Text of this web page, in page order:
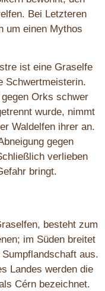
Bei Letzteren
um einen Mythos
ist eine Graselfe
Schwertmeisterin.
Orks schwer
wurde, nimmt
Waldelfen ihrer an.
gegen
verlieben
bringt.
besteht zum
im Süden breitet
aus.
Landes werden die
Cérn bezeichnet.